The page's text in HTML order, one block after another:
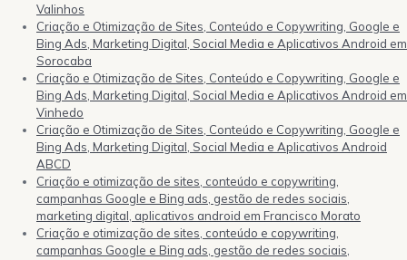
Valinhos
Criação e Otimização de Sites, Conteúdo e Copywriting, Google e
Bing Ads, Marketing Digital, Social Media e Aplicativos Android em
Sorocaba
Criação e Otimização de Sites, Conteúdo e Copywriting, Google e
Bing Ads, Marketing Digital, Social Media e Aplicativos Android em
Vinhedo
Criação e Otimização de Sites, Conteúdo e Copywriting, Google e
Bing Ads, Marketing Digital, Social Media e Aplicativos Android
ABCD
Criação e otimização de sites, conteúdo e copywriting,
campanhas Google e Bing ads, gestão de redes sociais,
marketing digital, aplicativos android em Francisco Morato
Criação e otimização de sites, conteúdo e copywriting,
campanhas Google e Bing ads, gestão de redes sociais,